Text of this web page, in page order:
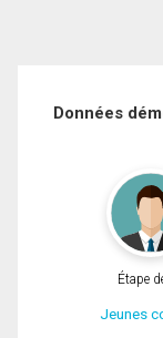
Données
Étape
Jeunes